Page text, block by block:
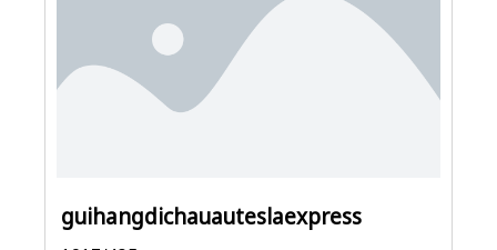
guihangdichauauteslaexpress